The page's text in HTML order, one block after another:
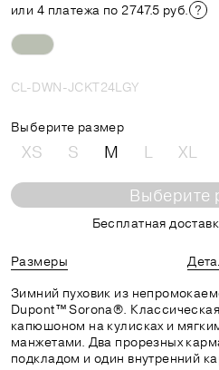
или 4 платежа по 2747.5 руб.
CL-DWN-JCKT24LGY
Выберите размер
XS S M L XL
Выберите
Бесплатная
Размеры
Зимний пуховик из
Dupont™ Sorona®.
капюшоном на кулисках и
манжетами. Два прорезных
подкладом и один внутренний